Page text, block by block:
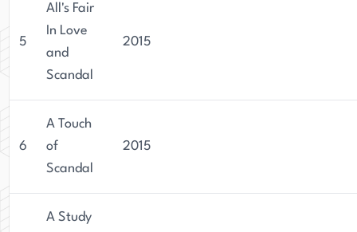
5
All's Fair
In Love
and
Scandal
2015
6
A Touch
of
Scandal
2015
A Study